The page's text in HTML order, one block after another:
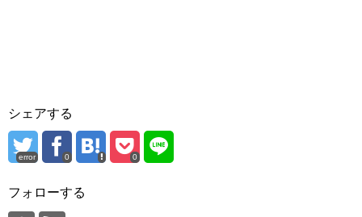
シェアする
error 0 0
フォローする